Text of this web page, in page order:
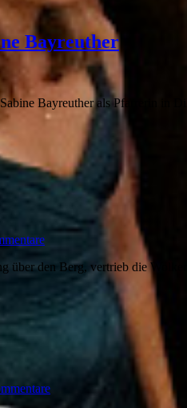
Bayreuther
Bayreuther als Pfarrerin in
über den Berg, vertrieb die